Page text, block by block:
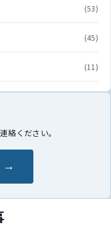
(53)
(45)
(11)
絡ください。